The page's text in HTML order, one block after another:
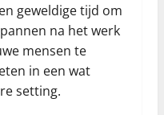
geweldige tijd om
na het werk
mensen te
in een wat
setting.